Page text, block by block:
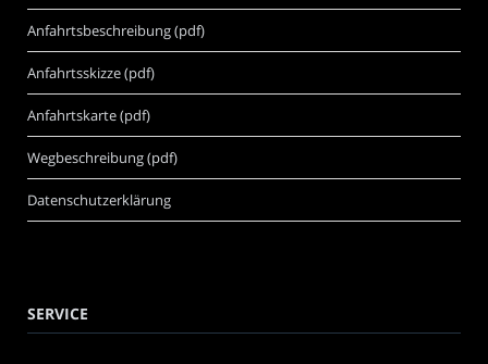
Anfahrtsbeschreibung (pdf)
Anfahrtsskizze (pdf)
Anfahrtskarte (pdf)
Wegbeschreibung (pdf)
Datenschutzerklärung
SERVICE